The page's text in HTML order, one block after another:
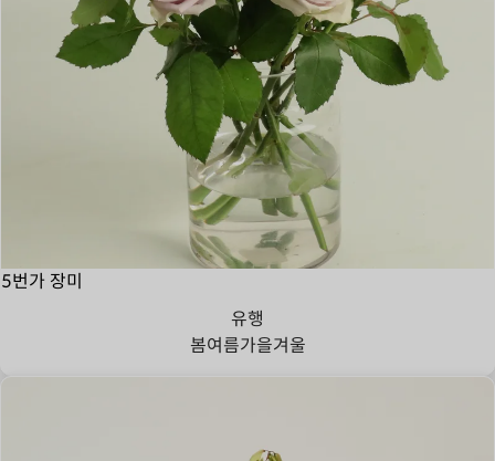
5번가 장미
유행
봄여름가을겨울